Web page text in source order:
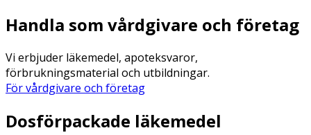
Handla som vårdgivare och företag
Vi erbjuder läkemedel, apoteksvaror,
förbrukningsmaterial och utbildningar.
För vårdgivare och företag
Dosförpackade läkemedel